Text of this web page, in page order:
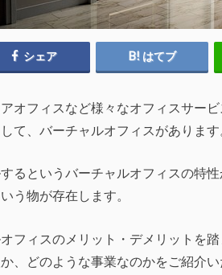
シェア はてブ
オフィスなど様々なオフィスサー
て、バーチャルオフィスがあります
るというバーチャルオフィスの特
う物が存在します。
フィスのメリット・デメリットを
、どのような事業なのかをご紹介い